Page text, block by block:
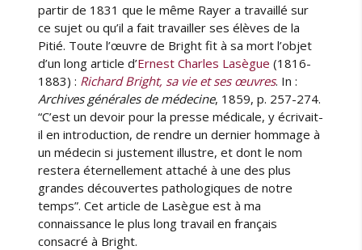
partir de 1831 que le même Rayer a travaillé sur
ce sujet ou qu’il a fait travailler ses élèves de la
Pitié. Toute l’œuvre de Bright fit à sa mort l’objet
d’un long article d’Ernest Charles Lasègue (1816-
1883) : Richard Bright, sa vie et ses œuvres. In :
Archives générales de médecine, 1859, p. 257-274.
“C’est un devoir pour la presse médicale, y écrivait-
il en introduction, de rendre un dernier hommage à
un médecin si justement illustre, et dont le nom
restera éternellement attaché à une des plus
grandes découvertes pathologiques de notre
temps”. Cet article de Lasègue est à ma
connaissance le plus long travail en français
consacré à Bright.